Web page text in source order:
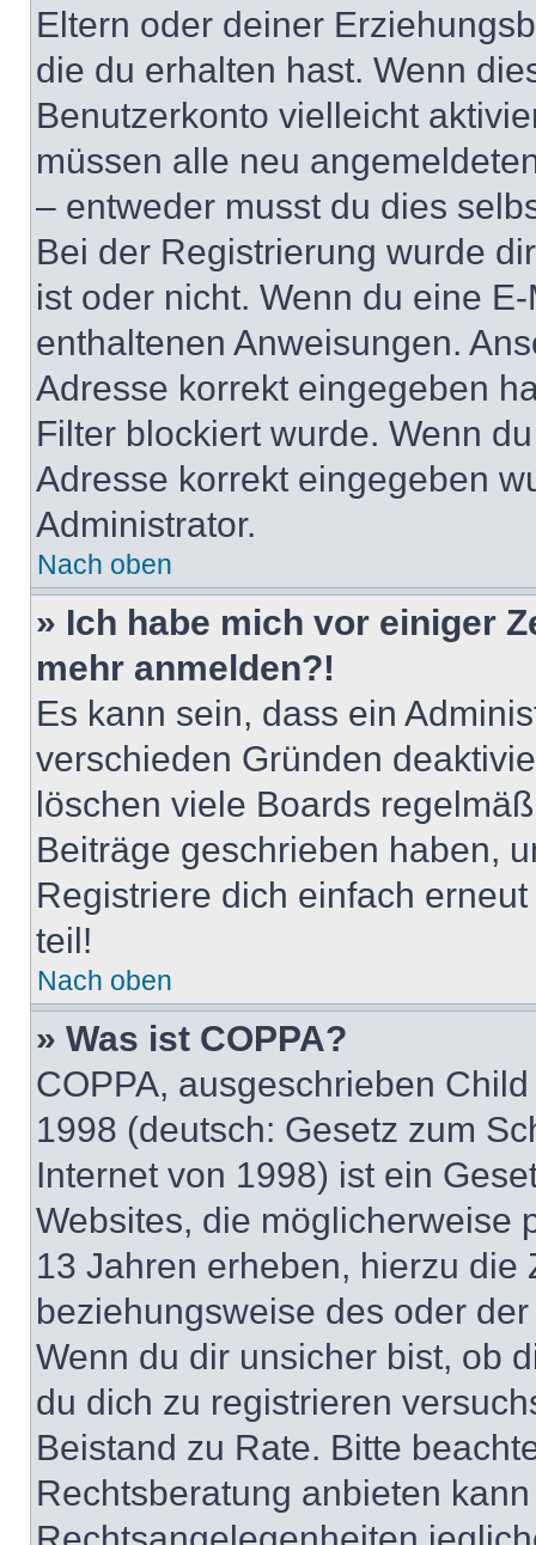
Eltern oder deiner
die du erhalten hast. Wenn
Benutzerkonto vielleicht
müssen alle neu
– entweder musst du dies
Bei der Registrierung wurde
ist oder nicht. Wenn du eine
enthaltenen Anweisungen.
Adresse korrekt eingegeben
Filter blockiert wurde. Wenn
Adresse korrekt eingegeben
Administrator.
Nach oben
» Ich habe mich vor einiger
mehr anmelden?!
Es kann sein, dass ein
verschieden Gründen
löschen viele Boards
Beiträge geschrieben haben,
Registriere dich einfach
teil!
Nach oben
» Was ist COPPA?
COPPA, ausgeschrieben
1998 (deutsch: Gesetz zum
Internet von 1998) ist ein
Websites, die möglicherweise
13 Jahren erheben, hierzu die
beziehungsweise des oder
Wenn du dir unsicher bist, ob
du dich zu registrieren
Beistand zu Rate. Bitte
Rechtsberatung anbieten